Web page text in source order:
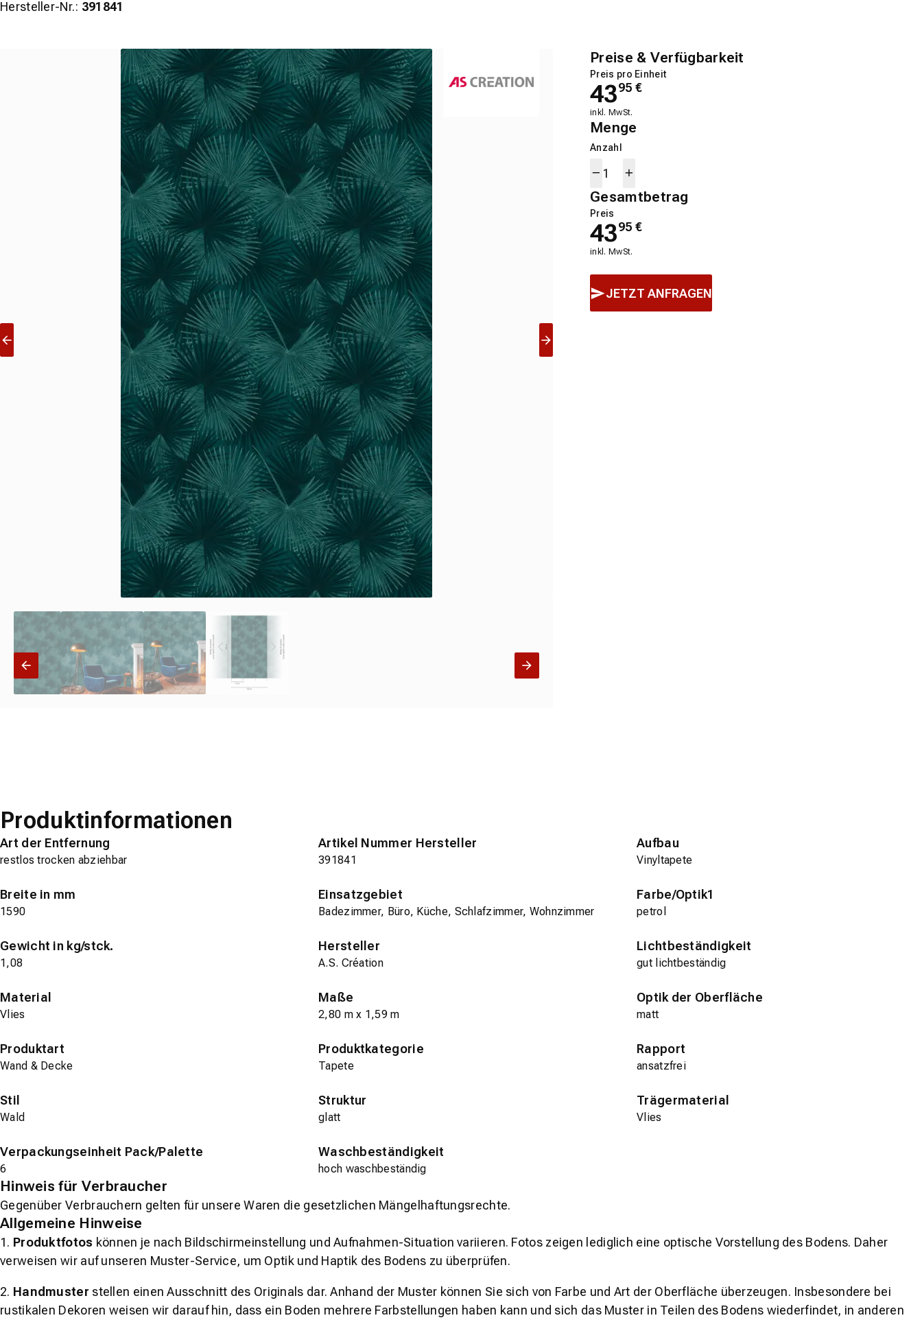
Hersteller-Nr.: 391841
Preise & Verfügbarkeit
Preis pro Einheit
4395 €
inkl. MwSt.
Menge
Anzahl
Gesamtbetrag
Preis
4395 €
inkl. MwSt.
JETZT ANFRAGEN
Produktinformationen
Art der Entfernung
restlos trocken abziehbar
Artikel Nummer Hersteller
391841
Aufbau
Vinyltapete
Breite in mm
1590
Einsatzgebiet
Badezimmer, Büro, Küche, Schlafzimmer, Wohnzimmer
Farbe/Optik1
petrol
Gewicht in kg/stck.
1,08
Hersteller
A.S. Création
Lichtbeständigkeit
gut lichtbeständig
Material
Vlies
Maße
2,80 m x 1,59 m
Optik der Oberfläche
matt
Produktart
Wand & Decke
Produktkategorie
Tapete
Rapport
ansatzfrei
Stil
Wald
Struktur
glatt
Trägermaterial
Vlies
Verpackungseinheit Pack/Palette
6
Waschbeständigkeit
hoch waschbeständig
Hinweis für Verbraucher
Gegenüber Verbrauchern gelten für unsere Waren die gesetzlichen Mängelhaftungsrechte.
Allgemeine Hinweise
1. Produktfotos können je nach Bildschirmeinstellung und Aufnahmen-Situation variieren. Fotos zeigen lediglich eine optische Vorstellung des Bodens. Daher
verweisen wir auf unseren Muster-Service, um Optik und Haptik des Bodens zu überprüfen.
2. Handmuster stellen einen Ausschnitt des Originals dar. Anhand der Muster können Sie sich von Farbe und Art der Oberfläche überzeugen. Insbesondere bei
rustikalen Dekoren weisen wir darauf hin, dass ein Boden mehrere Farbstellungen haben kann und sich das Muster in Teilen des Bodens wiederfindet, in anderen